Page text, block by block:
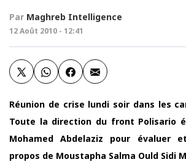
Par Maghreb Intelligence
12 Août 2010 - 12:41
Réunion de crise lundi soir dans les
Toute la direction du front Polisario
Mohamed Abdelaziz pour évaluer
propos de Moustapha Salma Ould Sidi